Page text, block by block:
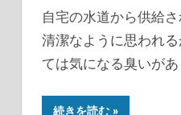
自宅の水道から供給
清潔なように思われ
ては気になる臭いがあ
続きを読む